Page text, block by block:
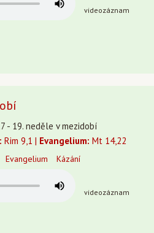
videozáznam
- 19. neděle v mezidobí
Rim 9,1 | Evangelium: Mt 14,22
Evangelium Kázání
videozáznam